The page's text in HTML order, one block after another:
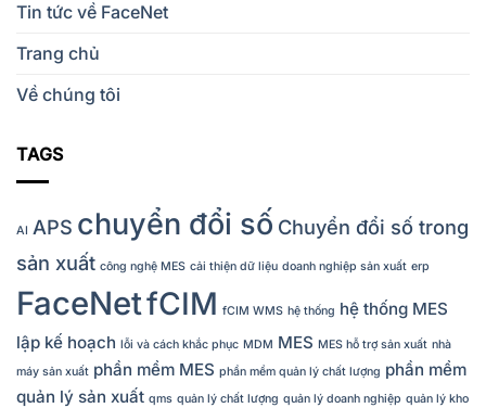
Tin tức về FaceNet
Trang chủ
Về chúng tôi
TAGS
AI APS chuyển đổi số Chuyển đổi số trong
sản xuất công nghệ MES cải thiện dữ liệu doanh nghiệp sản xuất erp
FaceNetfCIM fCIM WMS hệ thống hệ thống MES
lập kế hoạch lỗi và cách khắc phục MDM MES MES hỗ trợ sản xuất nhà
máy sản xuất phần mềm MES phần mềm quản lý chất lượng phần mềm
quản lý sản xuất qms quản lý chất lượng quản lý doanh nghiệp quản lý kho